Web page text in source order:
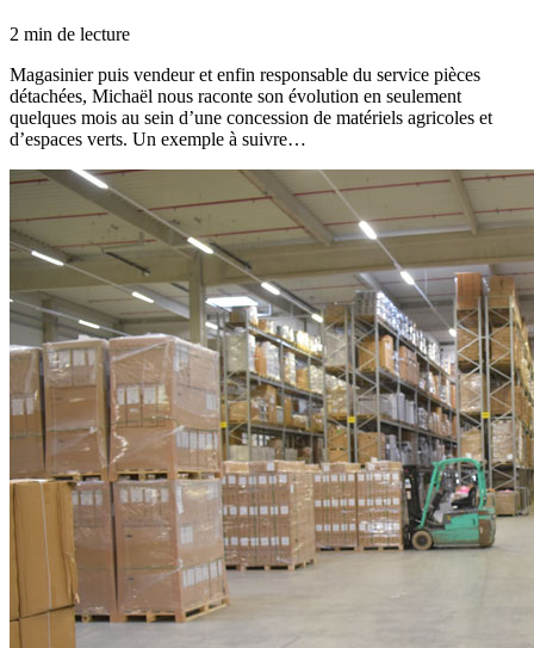
2 min de lecture
Magasinier puis vendeur et enfin responsable du service pièces
détachées, Michaël nous raconte son évolution en seulement
quelques mois au sein d’une concession de matériels agricoles et
d’espaces verts. Un exemple à suivre…